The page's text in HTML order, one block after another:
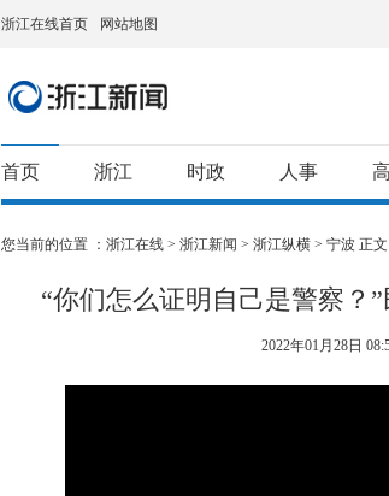
浙江在线首页 网站地图
首页 浙江 时政 人事
您当前的位置 ： 浙江在线 > 浙江新闻 > 浙江纵横 > 宁波 正文
“你们怎么证明自己是警察？
2022年01月28日